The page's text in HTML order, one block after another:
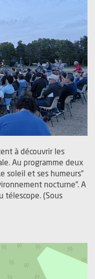
à découvrir les
Au programme deux
soleil et ses humeurs”
nocturne”. A
télescope. (Sous